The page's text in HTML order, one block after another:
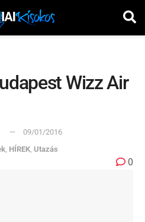
Wizz Air
09/01/2016
HÍREK Utazás
0